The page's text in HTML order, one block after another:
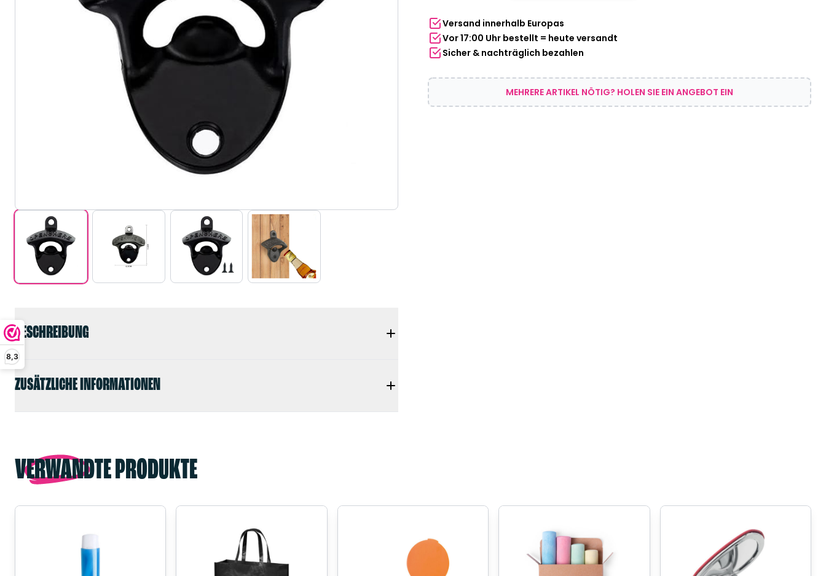
8,3
BESCHREIBUNG
ZUSÄTZLICHE INFORMATIONEN
MengeVersand innerhalb Europas
Vor 17:00 Uhr bestellt = heute versandt
Sicher & nachträglich bezahlen
MEHRERE ARTIKEL NÖTIG? HOLEN SIE EIN ANGEBOT EIN
VERWANDTE PRODUKTE